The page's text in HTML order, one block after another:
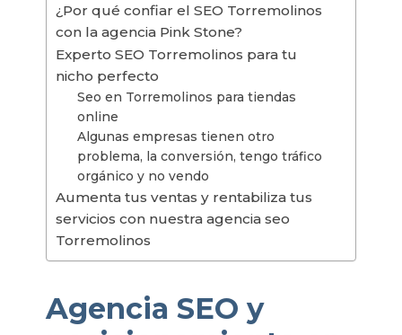
¿Por qué confiar el SEO Torremolinos
con la agencia Pink Stone?
Experto SEO Torremolinos para tu
nicho perfecto
Seo en Torremolinos para tiendas
online
Algunas empresas tienen otro
problema, la conversión, tengo tráfico
orgánico y no vendo
Aumenta tus ventas y rentabiliza tus
servicios con nuestra agencia seo
Torremolinos
Agencia SEO y